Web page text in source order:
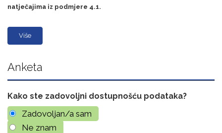
natječajima iz podmjere 4.1.
Više
Anketa
Kako ste zadovoljni dostupnošću podataka?
Zadovoljan/a sam
Ne znam